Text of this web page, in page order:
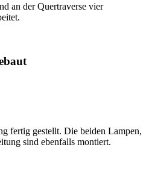
an der Quertraverse vier
fertig gestellt. Die beiden Lampen,
sind ebenfalls montiert.